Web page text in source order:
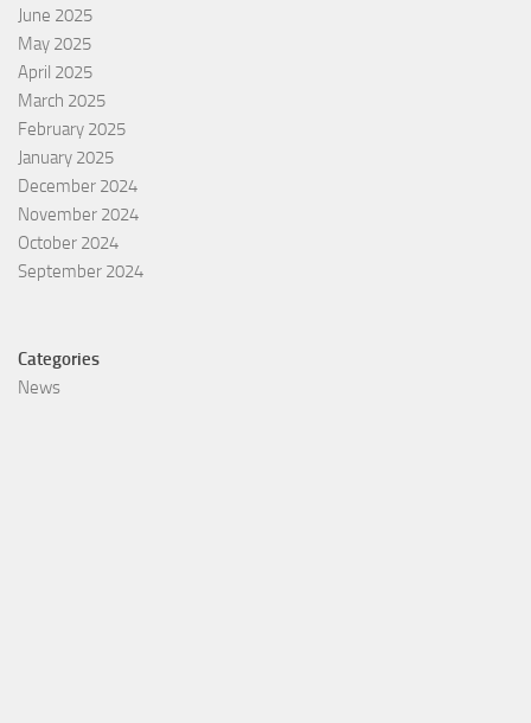
June 2025
May 2025
April 2025
March 2025
February 2025
January 2025
December 2024
November 2024
October 2024
September 2024
Categories
News